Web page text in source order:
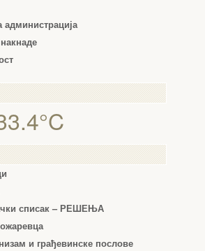
администрација
списак – РЕШЕЊА
и грађевинске послове